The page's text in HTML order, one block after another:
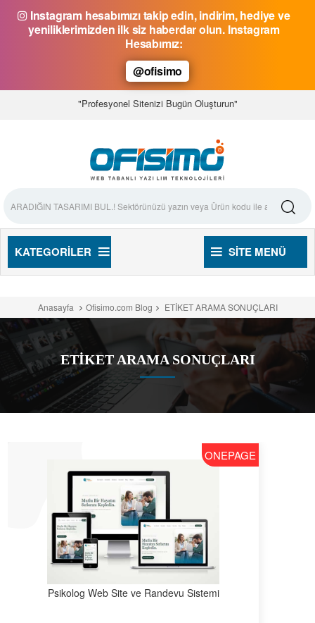
Instagram hesabımızı takip edin, indirim, hediye ve
yeniliklerimizden ilk siz haberdar olun. Instagram
Hesabımız:
@ofisimo
"Profesyonel Sitenizi Bugün Oluşturun"
KATEGORILER SITE MENÜ
Anasayfa Ofisimo.com Blog ETİKET ARAMA SONUÇLARI
ETİKET ARAMA SONUÇLARI
ONEPAGE
Psikolog Web Site ve Randevu Sistemi